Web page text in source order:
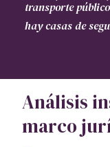
transporte
hay casas de
Análisis
marco